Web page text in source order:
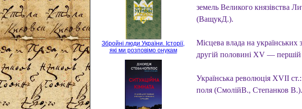
Збройні люди України. Історії,
які ми розповімо онукам
земель Великого князівства
(ВащукД.).
Місцева влада на українських
другій половині XV —
Українська революція XVII ст.:
поля (СмолійВ., Степанков В.).